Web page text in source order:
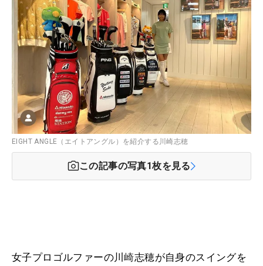
EIGHT ANGLE（エイトアングル）を紹介する川崎志穂
この記事の写真1枚を見る
女子プロゴルファーの川崎志穂が自身のスイングを